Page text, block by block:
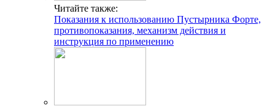
Читайте также:
Показания к использованию Пустырника Форте,
противопоказания, механизм действия и
инструкция по применению